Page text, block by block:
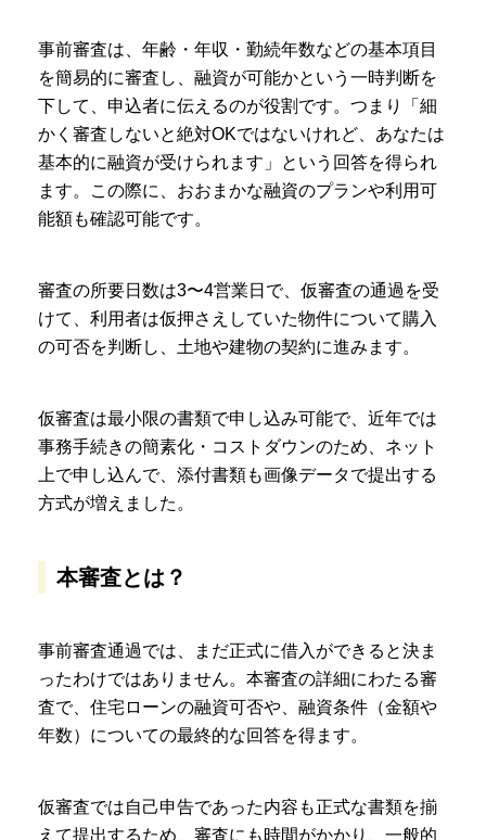
事前審査は、年齢・年収・勤続年数などの基本項目
を簡易的に審査し、融資が可能かという一時判断を
下して、申込者に伝えるのが役割です。つまり「細
かく審査しないと絶対OKではないけれど、あなたは
基本的に融資が受けられます」という回答を得られ
ます。この際に、おおまかな融資のプランや利用可
能額も確認可能です。
審査の所要日数は3〜4営業日で、仮審査の通過を受
けて、利用者は仮押さえしていた物件について購入
の可否を判断し、土地や建物の契約に進みます。
仮審査は最小限の書類で申し込み可能で、近年では
事務手続きの簡素化・コストダウンのため、ネット
上で申し込んで、添付書類も画像データで提出する
方式が増えました。
本審査とは？
事前審査通過では、まだ正式に借入ができると決ま
ったわけではありません。本審査の詳細にわたる審
査で、住宅ローンの融資可否や、融資条件（金額や
年数）についての最終的な回答を得ます。
仮審査では自己申告であった内容も正式な書類を揃
えて提出するため、審査にも時間がかかり、一般的